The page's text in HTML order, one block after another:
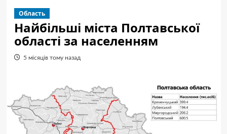
Область
Найбільші міста Полтавської
області за населенням
5 місяців тому назад